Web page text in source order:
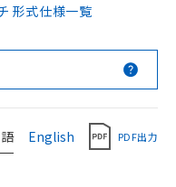
形式仕様一覧
English PDF出力